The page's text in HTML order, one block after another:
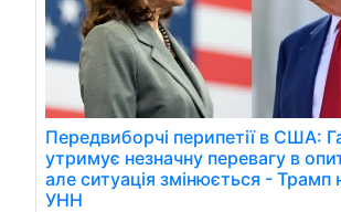
Передвиборчі перипетії в США:
утримує незначну перевагу в
але ситуація змінюється - Трамп
УНН